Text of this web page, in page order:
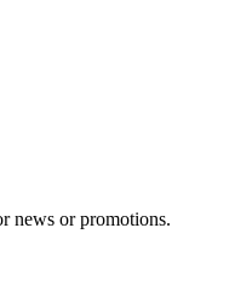
news or promotions.